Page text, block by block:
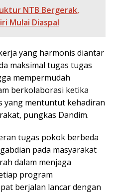
NTB Bergerak,
Mulai Diaspal
yang harmonis diantar
maksimal tugas tugas
mempermudah
berkolaborasi ketika
yang mentuntut kehadiran
pungkas Dandim.
tugas pokok berbeda
pada masyarakat
dalam menjaga
program
berjalan lancar dengan